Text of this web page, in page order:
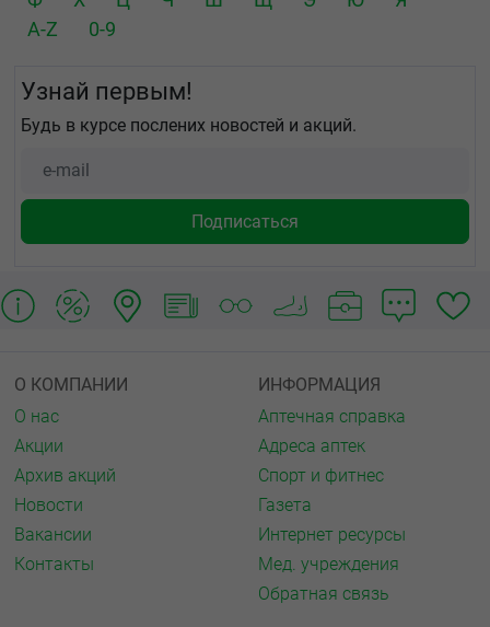
A-Z
0-9
Узнай первым!
Будь в курсе послених новостей и акций.
О КОМПАНИИ
О нас
Акции
Архив акций
Новости
Вакансии
Контакты
ИНФОРМАЦИЯ
Аптечная справка
Адреса аптек
Спорт и фитнес
Газета
Интернет ресурсы
Мед. учреждения
Обратная связь